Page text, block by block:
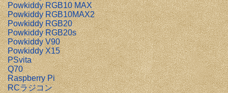
Powkiddy RGB10 MAX
Powkiddy RGB10MAX2
Powkiddy RGB20
Powkiddy RGB20s
Powkiddy V90
Powkiddy X15
PSvita
Q70
Raspberry Pi
RCラジコン